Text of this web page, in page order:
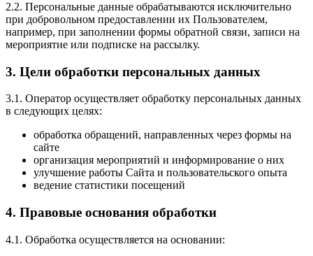
2.2. Персональные данные обрабатываются исключительно
при добровольном предоставлении их Пользователем,
например, при заполнении формы обратной связи, записи на
мероприятие или подписке на рассылку.
3. Цели обработки персональных данных
3.1. Оператор осуществляет обработку персональных данных
в следующих целях:
обработка обращений, направленных через формы на
сайте
организация мероприятий и информирование о них
улучшение работы Сайта и пользовательского опыта
ведение статистики посещений
4. Правовые основания обработки
4.1. Обработка осуществляется на основании: